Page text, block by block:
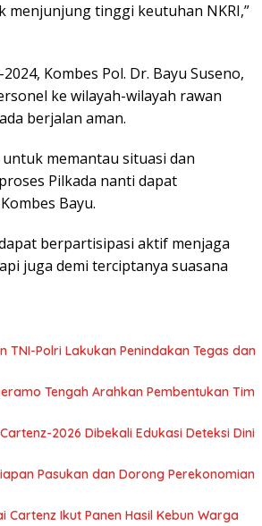
menjunjung tinggi keutuhan NKRI,”
Kombes Pol. Dr. Bayu Suseno,
ke wilayah-wilayah rawan
berjalan aman.
memantau situasi dan
Pilkada nanti dapat
Bayu.
berpartisipasi aktif menjaga
juga demi terciptanya suasana
TNI-Polri Lakukan Penindakan Tegas dan
Tengah Arahkan Pembentukan Tim
2026 Dibekali Edukasi Deteksi Dini
Pasukan dan Dorong Perekonomian
Cartenz Ikut Panen Hasil Kebun Warga